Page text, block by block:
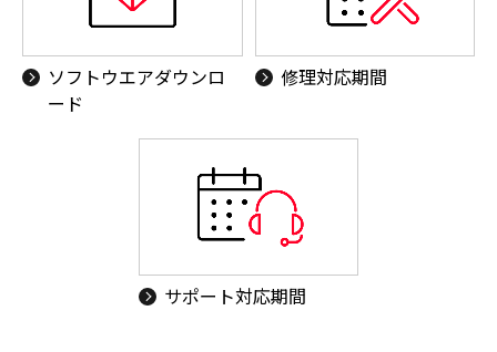
ソフトウエアダウンロ
ード
修理対応期間
サポート対応期間